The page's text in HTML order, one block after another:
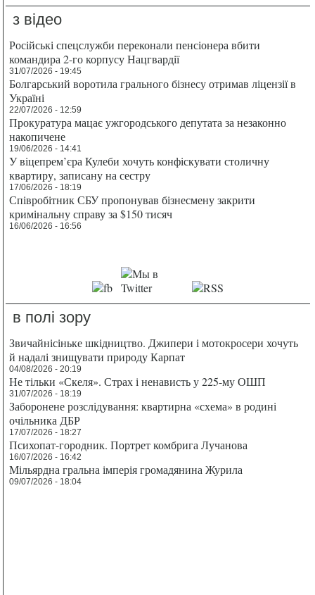
з відео
Російські спецслужби переконали пенсіонера вбити
командира 2-го корпусу Нацгвардії
31/07/2026 - 19:45
Болгарський воротила грального бізнесу отримав ліцензії в
Україні
22/07/2026 - 12:59
Прокуратура мацає ужгородського депутата за незаконно
накопичене
19/06/2026 - 14:41
У віцепрем’єра Кулеби хочуть конфіскувати столичну
квартиру, записану на сестру
17/06/2026 - 18:19
Співробітник СБУ пропонував бізнесмену закрити
кримінальну справу за $150 тисяч
16/06/2026 - 16:56
в полі зору
Звичайнісіньке шкідництво. Джипери і мотокросери хочуть
й надалі знищувати природу Карпат
04/08/2026 - 20:19
Не тільки «Скеля». Страх і ненависть у 225-му ОШП
31/07/2026 - 18:19
Заборонене розслідування: квартирна «схема» в родині
очільника ДБР
17/07/2026 - 18:27
Психопат-городник. Портрет комбрига Лучанова
16/07/2026 - 16:42
Мільярдна гральна імперія громадянина Журила
09/07/2026 - 18:04